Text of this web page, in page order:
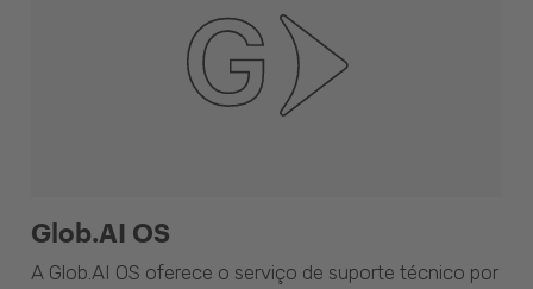
Glob.AI OS
A Glob.AI OS oferece o serviço de suporte técnico por